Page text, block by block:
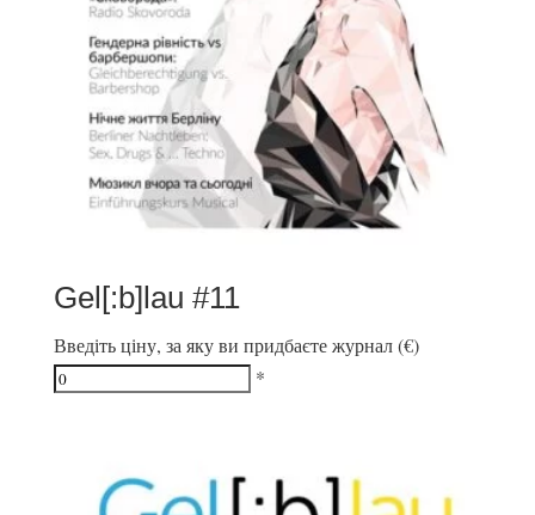
Gel[:b]lau #11
Введіть ціну, за яку ви придбаєте журнал (€)
*